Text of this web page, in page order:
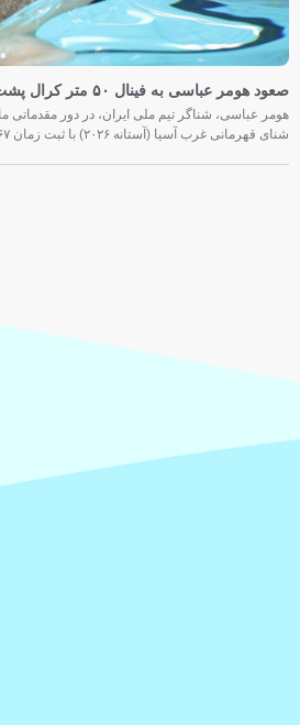
صعود هومر عباسی به فینال ۵۰ متر کرال پشت مسابقات غرب آسیا
شنای قهرمانی غرب آسیا (آستانه ۲۰۲۶) با ثبت زمان ۲۵.۶۷ ثانیه در جایگاه نخست قرار